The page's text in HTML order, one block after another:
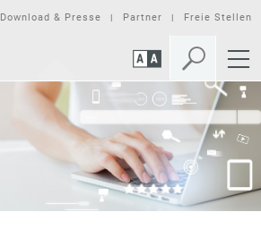
Download & Presse Partner Freie Stellen